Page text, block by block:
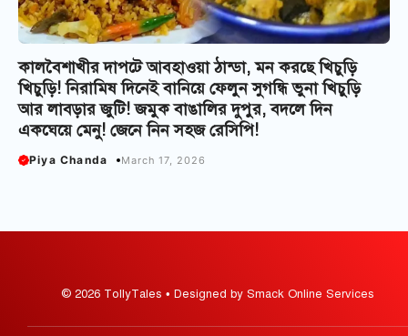
কালবৈশাখীর দাপটে আবহাওয়া ঠান্ডা, মন করছে খিচুড়ি
খিচুড়ি! নিরামিষ দিনেই বানিয়ে ফেলুন সুগন্ধি ভুনা খিচুড়ি
আর লাবড়ার জুটি! জমুক বাঙালির দুপুর, বদলে দিন
একঘেয়ে মেনু! জেনে নিন সহজ রেসিপি!
Piya Chanda March 17, 2026
© 2026 TollyTales • Designed by Smack Online Services